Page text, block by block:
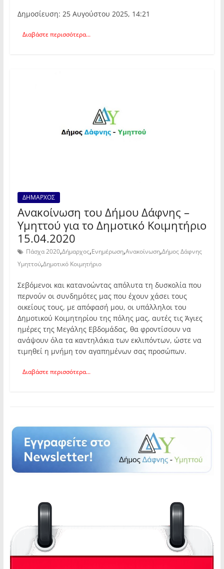
Δημοσίευση: 25 Αυγούστου 2025, 14:21
Διαβάστε περισσότερα...
ΔΗΜΑΡΧΟΣ
Ανακοίνωση του Δήμου Δάφνης –
Υμηττού για το Δημοτικό Κοιμητήριο
15.04.2020
Πάσχα 2020,Δήμαρχος,Ενημέρωση,Ανακοίνωση,Δήμος Δάφνης
Υμηττού,Δημοτικό Κοιμητήριο
Σεβόμενοι και κατανοώντας απόλυτα τη δυσκολία που
περνούν οι συνδημότες μας που έχουν χάσει τους
οικείους τους, με απόφασή μου, οι υπάλληλοι του
Δημοτικού Κοιμητηρίου της πόλης μας, αυτές τις Άγιες
ημέρες της Μεγάλης Εβδομάδας, θα φροντίσουν να
ανάψουν όλα τα καντηλάκια των εκλιπόντων, ώστε να
τιμηθεί η μνήμη τον αγαπημένων σας προσώπων.
Διαβάστε περισσότερα...